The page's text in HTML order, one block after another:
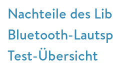
Nachteile des
Bluetooth-
Test-Übersicht